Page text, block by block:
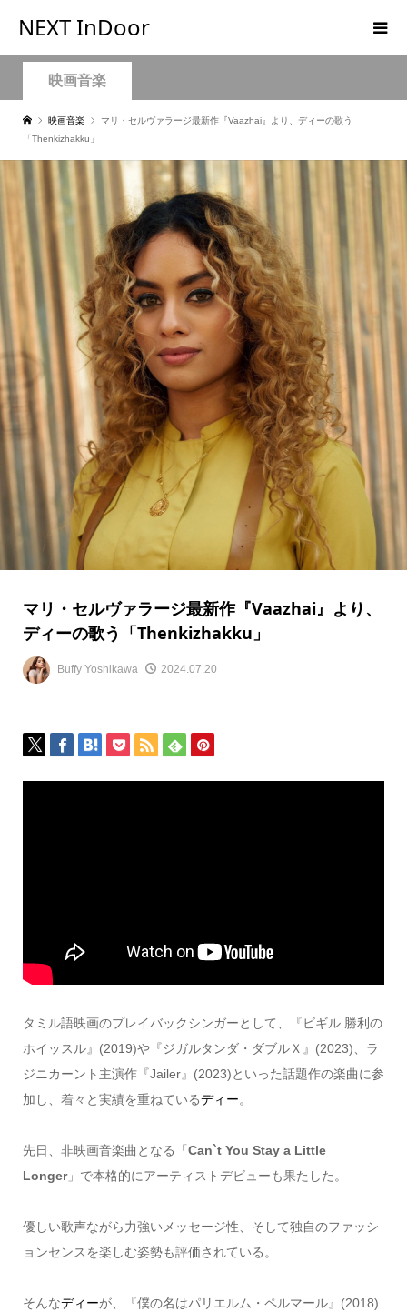
NEXT InDoor
映画音楽
映画音楽
マリ・セルヴァラージ最新作『Vaazhai』より、ディーの歌う
「Thenkizhakku」
マリ・セルヴァラージ最新作『Vaazhai』より、
ディーの歌う「Thenkizhakku」
Buffy Yoshikawa 2024.07.20
タミル語映画のプレイバックシンガーとして、『ビギル 勝利の
ホイッスル』(2019)や『ジガルタンダ・ダブルＸ』(2023)、ラ
ジニカーント主演作『Jailer』(2023)といった話題作の楽曲に参
加し、着々と実績を重ねているディー。
先日、非映画音楽曲となる「 Can`t You Stay a Little
Longer」で本格的にアーティストデビューも果たした。
優しい歌声ながら力強いメッセージ性、そして独自のファッシ
ョンセンスを楽しむ姿勢も評価されている。
そんなディーが、『僕の名はパリエルム・ペルマール』(2018)